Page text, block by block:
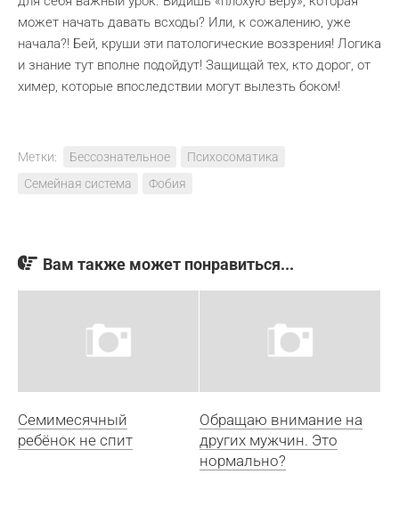
может начать давать всходы? Или, к сожалению, уже
начала?! Бей, круши эти патологические воззрения! Логика
и знание тут вполне подойдут! Защищай тех, кто дорог, от
химер, которые впоследствии могут вылезть боком!
Метки: Бессознательное
Психосоматика
Семейная система
Фобия
Вам также может понравиться...
Семимесячный
ребёнок не спит
Обращаю внимание на
других мужчин. Это
нормально?